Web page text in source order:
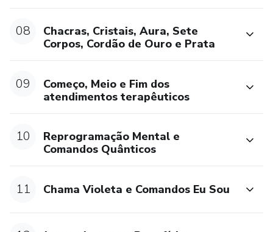
 VIVÊNCIAS
 DIVULGAÇÃO E TRANSIÇÃO DE CARREIRA
- CURSO EQUILÍBRIO DOS CHACRAS ATRAVÉS DO
USO DOS CRISTAIS
- CURSO FLORAIS DE BACH
- CURSO TARÔ CIGANO COM ABORDAGEM
08
Chacras, Cristais, Aura, Sete
Corpos, Cordão de Ouro e Prata
09
Começo, Meio e Fim dos
atendimentos terapêuticos
10
Reprogramação Mental e
Comandos Quânticos
11 Chama Violeta e Comandos Eu Sou